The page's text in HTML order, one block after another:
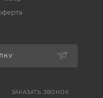
ЗАКАЗАТЬ ЗВОНОК